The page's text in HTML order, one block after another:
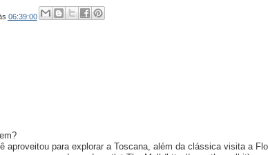
06:39:00
aproveitou para explorar a Toscana, além da clássica visita a